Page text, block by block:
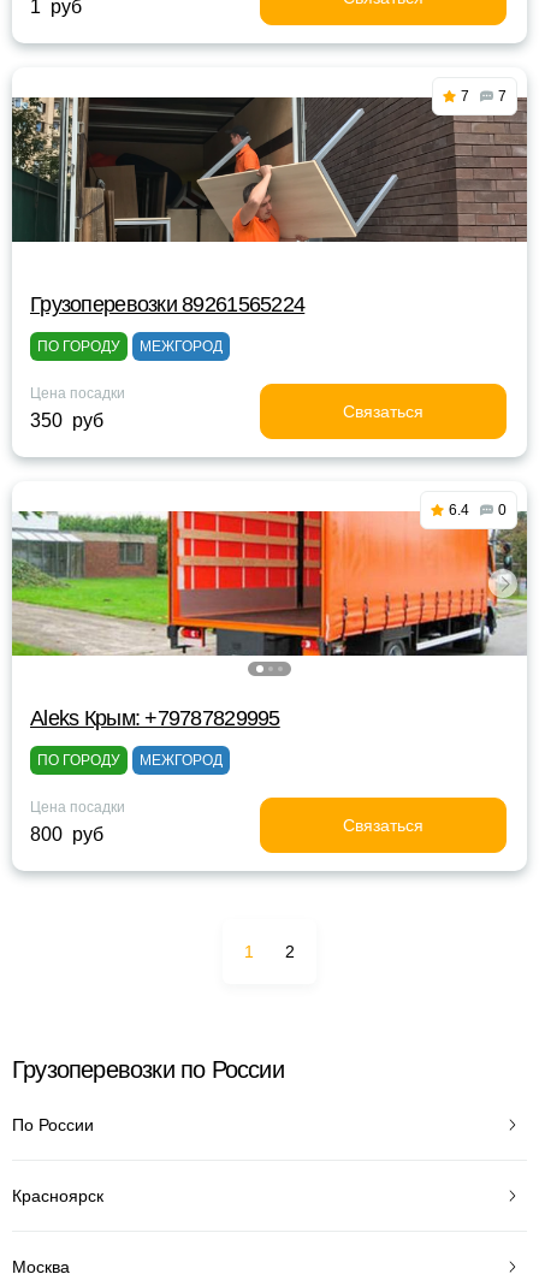
1 руб
7 7
Грузоперевозки 89261565224
ПО ГОРОДУ МЕЖГОРОД
Цена посадки
350 руб Связаться
6.4 0
Aleks Крым: +79787829995
ПО ГОРОДУ МЕЖГОРОД
Цена посадки
800 руб Связаться
1 2
Грузоперевозки по России
По России
Красноярск
Москва